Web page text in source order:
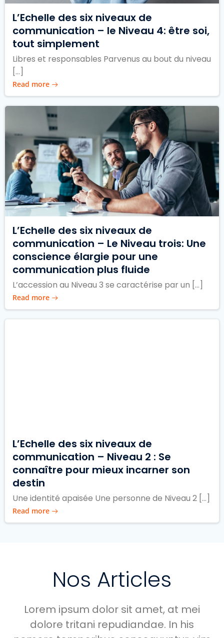
L’Echelle des six niveaux de
communication – le Niveau 4: être soi,
tout simplement
Libres et responsables Parvenus au bout du niveau
[…]
Read more
L’Echelle des six niveaux de
communication – Le Niveau trois: Une
conscience élargie pour une
communication plus fluide
L’accession au Niveau 3 se caractérise par un […]
Read more
L’Echelle des six niveaux de
communication – Niveau 2 : Se
connaître pour mieux incarner son
destin
Une identité apaisée Une personne de Niveau 2 […]
Read more
Nos Articles
Lorem ipsum dolor sit amet, at mei
dolore tritani repudiandae. In his